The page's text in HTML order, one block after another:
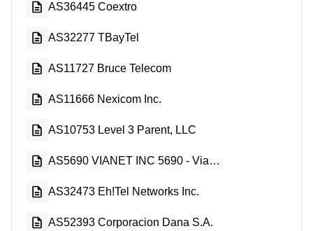
AS36445 Coextro
AS32277 TBayTel
AS11727 Bruce Telecom
AS11666 Nexicom Inc.
AS10753 Level 3 Parent, LLC
AS5690 VIANET INC 5690 - Vianet Inc.
AS32473 Eh!Tel Networks Inc.
AS52393 Corporacion Dana S.A.